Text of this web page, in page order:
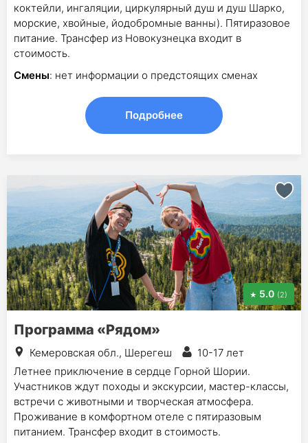
коктейли, ингаляции, циркулярный душ и душ Шарко,
морские, хвойные, йодобромные ванны). Пятиразовое
питание. Трансфер из Новокузнецка входит в
стоимость.
Смены: нет информации о предстоящих сменах
Подробнее
5.0 (2)
Программа «Рядом»
Кемеровская обл., Шерегеш
10-17 лет
Летнее приключение в сердце Горной Шории.
Участников ждут походы и экскурсии, мастер-классы,
встречи с животными и творческая атмосфера.
Проживание в комфортном отеле с пятиразовым
питанием. Трансфер входит в стоимость.